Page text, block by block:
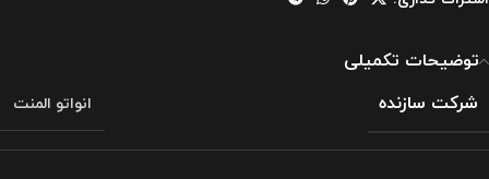
توضیحات تکمیلی
شرکت سازنده
انواتو المنت